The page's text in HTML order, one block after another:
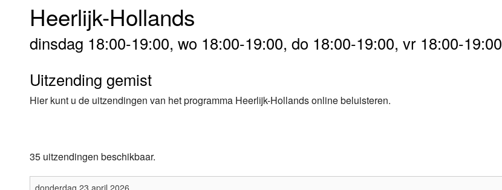
Per dag
Maandag
Dinsdag
Donderdag
Alle programma's
Uitzending gemist?
Luister LOK Live
Oude LOK programma's
Kabelkrant
Columns
Smoelenboek
Heerlijk-Hollands
dinsdag 18:00-19:00, wo 18:00-19:00, do 18:00-19:00, vr 18:00-19:00
Uitzending gemist
Hier kunt u de uitzendingen van het programma Heerlijk-Hollands online beluisteren.
35 uitzendingen beschikbaar.